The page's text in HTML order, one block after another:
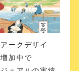
ークデザイ
加中で